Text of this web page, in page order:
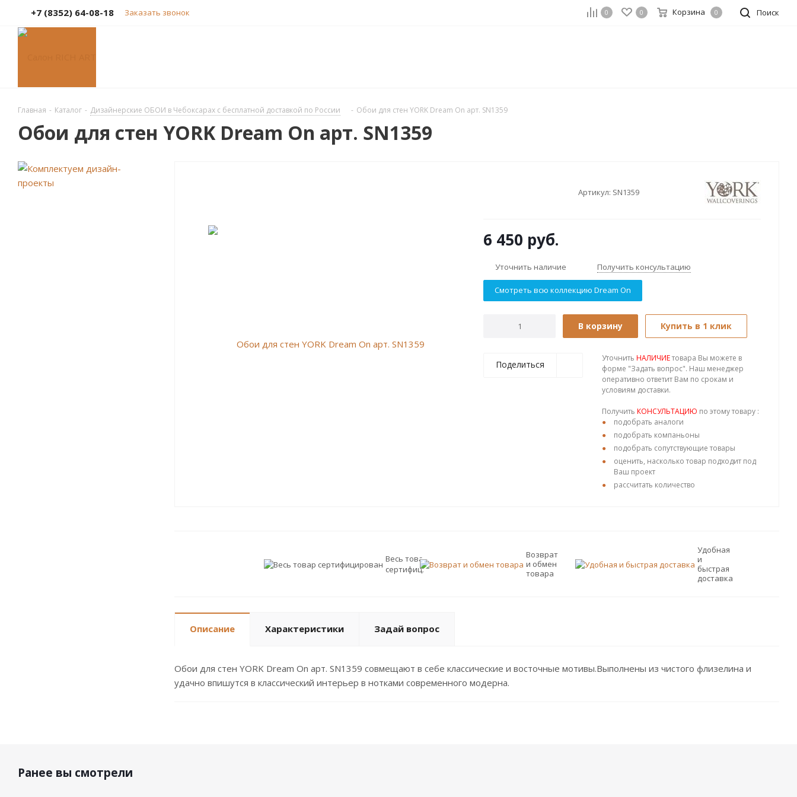
+7 (8352) 64-08-18 Заказать звонок Поиск
0 0 Корзина 0
Главная - Каталог - Дизайнерские ОБОИ в Чебоксарах с бесплатной доставкой по России - Обои для стен YORK Dream On арт. SN1359
Обои для стен YORK Dream On арт. SN1359
Артикул: SN1359
6 450 руб.
Уточнить наличие Получить консультацию
Смотреть всю коллекцию Dream On
В корзину Купить в 1 клик
Поделиться
Уточнить НАЛИЧИЕтовара Вы можете в
форме "Задать вопрос". Наш менеджер
оперативно ответит Вам по срокам и
условиям доставки.
Получить КОНСУЛЬТАЦИЮ по этому товару :
подобрать аналоги
подобрать компаньоны
подобрать сопутствующие товары
оценить, насколько товар подходит под
Ваш проект
рассчитать количество
Весь товар
сертифицирован
Возврат
и обмен
товара
Удобная
и
быстрая
доставка
Описание Характеристики Задай вопрос
Обои для стен YORK Dream On арт. SN1359 совмещают в себе классические и восточные мотивы.Выполнены из чистого флизелина и
удачно впишутся в классический интерьер в нотками современного модерна.
Ранее вы смотрели